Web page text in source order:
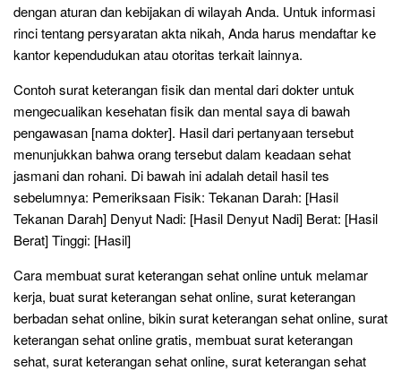
dengan aturan dan kebijakan di wilayah Anda. Untuk informasi
rinci tentang persyaratan akta nikah, Anda harus mendaftar ke
kantor kependudukan atau otoritas terkait lainnya.
Contoh surat keterangan fisik dan mental dari dokter untuk
mengecualikan kesehatan fisik dan mental saya di bawah
pengawasan [nama dokter]. Hasil dari pertanyaan tersebut
menunjukkan bahwa orang tersebut dalam keadaan sehat
jasmani dan rohani. Di bawah ini adalah detail hasil tes
sebelumnya: Pemeriksaan Fisik: Tekanan Darah: [Hasil
Tekanan Darah] Denyut Nadi: [Hasil Denyut Nadi] Berat: [Hasil
Berat] Tinggi: [Hasil]
Cara membuat surat keterangan sehat online untuk melamar
kerja, buat surat keterangan sehat online, surat keterangan
berbadan sehat online, bikin surat keterangan sehat online, surat
keterangan sehat online gratis, membuat surat keterangan
sehat, surat keterangan sehat online, surat keterangan sehat